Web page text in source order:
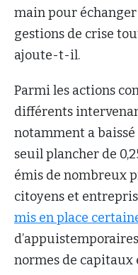
main pour
gestions de crise
ajoute-t-il.
Parmi les actions
différents
notamment a
seuil plancher de
émis de nombreux
citoyens et
mis en place
normes de capitaux